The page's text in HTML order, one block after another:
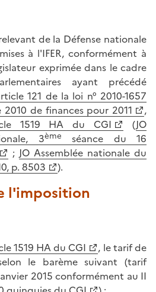
de la Défense nationale
à l'IFER, conformément à
exprimée dans le cadre
ayant précédé
121 de la loi n° 2010-1657
de finances pour 2011
,
1519 HA du CGI (JO
3ème
séance du 16
; JO Assemblée nationale du
p. 8503
).
l'imposition
1519 HA du CGI
, le tarif de
le barème suivant (tarif
2015 conformément au II